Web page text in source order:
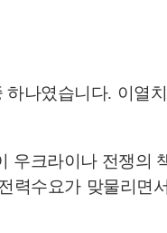
하나였습니다. 이열
우크라이나 전쟁의
력수요가 맞물리면